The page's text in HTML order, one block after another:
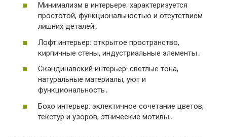
Минимализм в интерьере: характеризуется
простотой, функциональностью и отсутствием
лишних деталей․
Лофт интерьер: открытое пространство,
кирпичные стены, индустриальные элементы․
Скандинавский интерьер: светлые тона,
натуральные материалы, уют и
функциональность․
Бохо интерьер: эклектичное сочетание цветов,
текстур и узоров, этнические мотивы․